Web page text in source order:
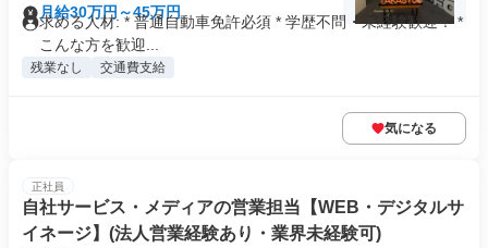
月給30万円～45万円
求める人材: * 普通自動車免許必須 * 学歴不問・未経験歓迎！ *
こんな方を歓迎...
残業なし 交通費支給
気になる
正社員
自社サービス・メディアの営業担当【WEB・デジタルサ
イネージ】(法人営業経験あり・業界未経験可)